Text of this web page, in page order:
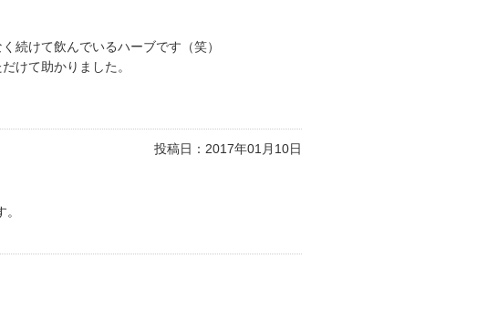
続けて飲んでいるハーブです（笑）
けて助かりました。
投稿日： 2017年01月10日